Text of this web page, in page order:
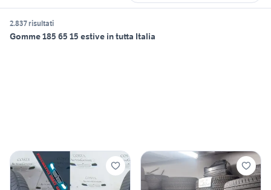
2.837 risultati
Gomme 185 65 15 estive in tutta Italia